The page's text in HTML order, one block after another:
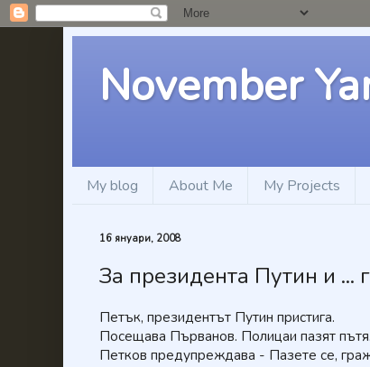
November
My blog About Me My Projects
16 януари, 2008
За президента Путин и ...
Петък, президентът Путин пристига.
Посещава Първанов. Полицаи пазят
Петков предупреждава - Пазете се,